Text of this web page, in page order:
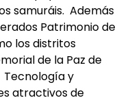
samuráis. Además
Patrimonio de
los distritos
de la Paz de
Tecnología y
atractivos de